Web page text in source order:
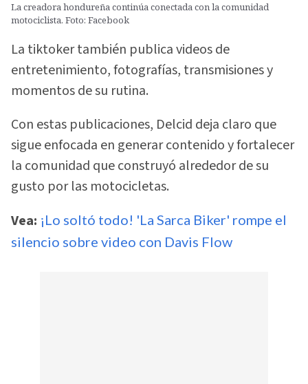
La creadora hondureña continúa conectada con la comunidad
motociclista. Foto: Facebook
La tiktoker también publica videos de
entretenimiento, fotografías, transmisiones y
momentos de su rutina.
Con estas publicaciones, Delcid deja claro que
sigue enfocada en generar contenido y fortalecer
la comunidad que construyó alrededor de su
gusto por las motocicletas.
Vea: ¡Lo soltó todo! 'La Sarca Biker' rompe el
silencio sobre video con Davis Flow